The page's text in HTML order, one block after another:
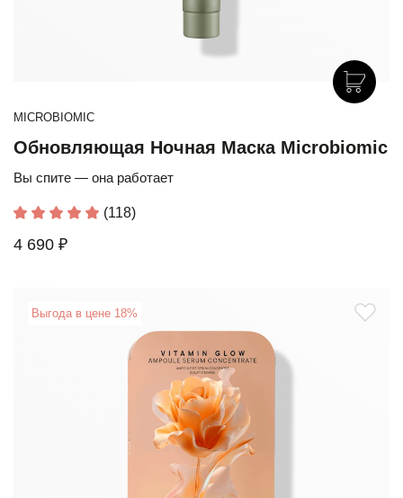
MICROBIOMIC
Обновляющая Ночная Маска Microbiomic
Вы спите — она работает
(118)
4 690 ₽
Выгода в цене 18%